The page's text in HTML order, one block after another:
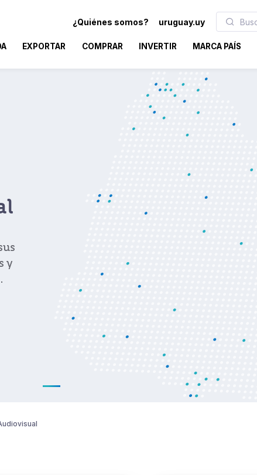
¿Quiénes somos? uruguay.uy
EXPORTAR COMPRAR INVERTIR MARCA PAÍS
y